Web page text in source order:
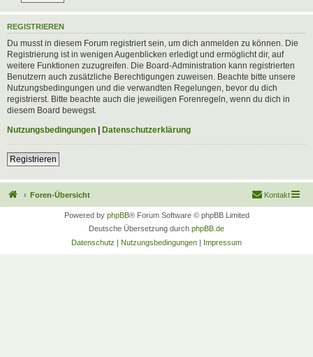
REGISTRIEREN
Du musst in diesem Forum registriert sein, um dich anmelden zu können. Die
Registrierung ist in wenigen Augenblicken erledigt und ermöglicht dir, auf
weitere Funktionen zuzugreifen. Die Board-Administration kann registrierten
Benutzern auch zusätzliche Berechtigungen zuweisen. Beachte bitte unsere
Nutzungsbedingungen und die verwandten Regelungen, bevor du dich
registrierst. Bitte beachte auch die jeweiligen Forenregeln, wenn du dich in
diesem Board bewegst.
Nutzungsbedingungen | Datenschutzerklärung
Registrieren
Foren-Übersicht Kontakt
Powered by phpBB® Forum Software © phpBB Limited
Deutsche Übersetzung durch phpBB.de
Datenschutz | Nutzungsbedingungen | Impressum